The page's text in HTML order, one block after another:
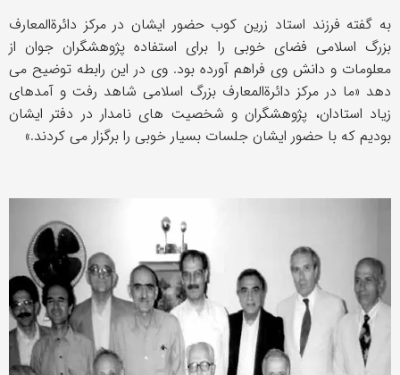
به گفته فرزند استاد زرین کوب حضور ایشان در مرکز دائرةالمعارف
بزرگ اسلامی فضای خوبی را برای استفاده پژوهشگران جوان از
معلومات و دانش وی فراهم آورده بود. وی در این رابطه توضیح می
دهد «ما در مرکز دائرةالمعارف بزرگ اسلامی شاهد رفت و آمدهای
زیاد استادان، پژوهشگران و شخصیت های نامدار در دفتر ایشان
بودیم که با حضور ایشان جلسات بسیار خوبی را برگزار می کردند.»